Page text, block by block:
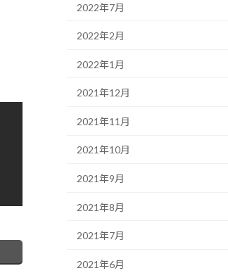
2022年7月
2022年2月
2022年1月
2021年12月
2021年11月
2021年10月
2021年9月
2021年8月
2021年7月
2021年6月